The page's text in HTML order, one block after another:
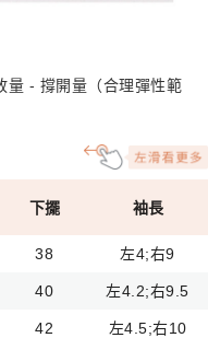
量 - 撐開量（合理彈性範
下擺 袖長
38 左4;右9
40 左4.2;右9.5
42 左4.5;右10